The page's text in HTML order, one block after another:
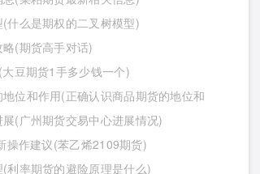
什么是期权的二叉树模型)
(期货高手对话)
豆期货1手多少钱一个)
位和作用(正确认识商品期货的地位和
(广州期货交易中心进展情况)
操作建议(苯乙烯2109期货)
利率期货的避险原理是什么)